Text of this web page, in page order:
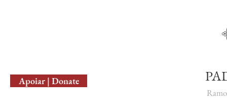
Apoiar | Donate